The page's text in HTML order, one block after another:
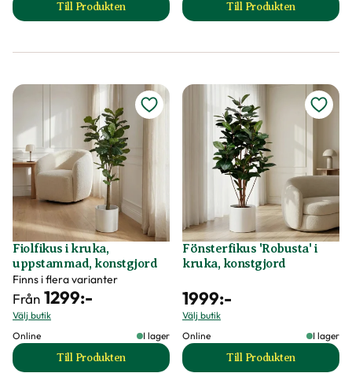
Till Produkten
till Fiolfikus i kruka, förgrenad, konstgjord
Till Produkten
till Fiolfikus i
Fiolfikus i kruka,
uppstammad, konstgjord
Finns i flera varianter
Från 1299:-
Välj butik
Online
I lager
Till Produkten
till Fiolfikus i kruka, uppstammad, konstgjord
Fönsterfikus 'Robusta' i
kruka, konstgjord
1999:-
Välj butik
Online
I lager
Till Produkten
till Fönsterfikus